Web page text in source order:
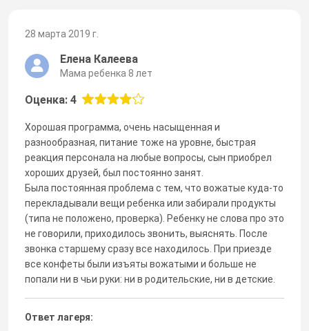
28 марта 2019 г.
Елена Калеева
Мама ребенка 8 лет
Оценка: 4
Хорошая программа, очень насыщенная и
разнообразная, питание тоже на уровне, быстрая
реакция персонала на любые вопросы, сын приобрел
хороших друзей, был постоянно занят.
Была постоянная проблема с тем, что вожатые куда-то
перекладывали вещи ребенка или забирали продукты
(типа не положено, проверка). Ребенку не слова про это
не говорили, приходилось звонить, выяснять. После
звонка старшему сразу все находилось. При приезде
все конфеты были изъяты вожатыми и больше не
попали ни в чьи руки: ни в родительские, ни в детские.
Ответ лагеря: